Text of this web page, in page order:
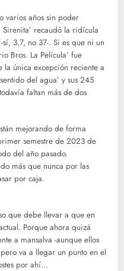
varios años sin poder
recaudó la ridícula
3,7, no 37-. Si es que ni un
Bros. La Película’ fue
única excepción reciente a
del agua’ y sus 245
faltan más de dos
mejorando de forma
semestre de 2023 de
del año pasado.
más que nunca por las
por caja.
que debe llevar a que en
Porque ahora quizá
a mansalva -aunque ellos
va a llegar un punto en el
por ahí…